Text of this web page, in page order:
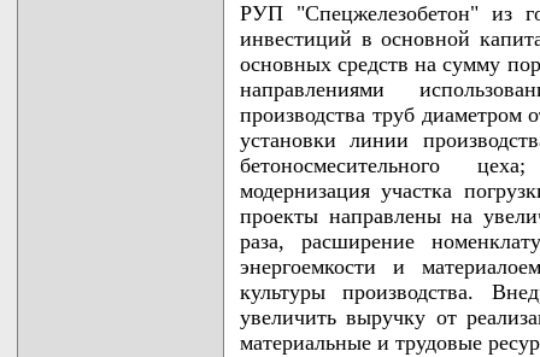
РУП "Спецжелезобетон" из
инвестиций в основной
основных средств на сумму
направлениями
производства труб
установки линии
бетоносмесительного
модернизация участка
проекты направлены на
раза, расширение
энергоемкости и
культуры производства.
увеличить выручку от
материальные и трудовые